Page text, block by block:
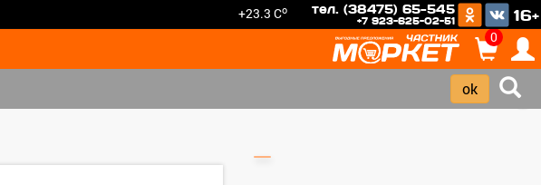
+23.3 Co тел. (38475) 65-545
+7 923-625-02-51 16+
0
›